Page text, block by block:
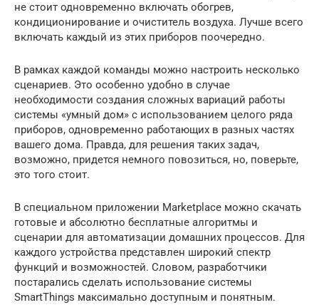
не стоит одновременно включать обогрев,
кондиционирование и очиститель воздуха. Лучше всего
включать каждый из этих приборов поочередно.
В рамках каждой команды можно настроить несколько
сценариев. Это особенно удобно в случае
необходимости создания сложных вариаций работы
системы «умный дом» с использованием целого ряда
приборов, одновременно работающих в разных частях
вашего дома. Правда, для решения таких задач,
возможно, придется немного повозиться, но, поверьте,
это того стоит.
В специальном приложении Marketplace можно скачать
готовые и абсолютно бесплатные алгоритмы и
сценарии для автоматизации домашних процессов. Для
каждого устройства представлен широкий спектр
функций и возможностей. Словом, разработчики
постарались сделать использование системы
SmartThings максимально доступным и понятным.